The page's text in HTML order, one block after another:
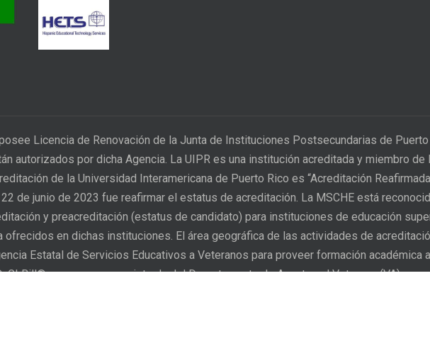
Licencia de Renovación de la Junta de Instituciones Postsecundarias de
autorizados por dicha Agencia. La UIPR es una institución acreditada y miembro
de la Universidad Interamericana de Puerto Rico es “Acreditación
de junio de 2023 fue reafirmar el estatus de acreditación. La MSCHE está
y preacreditación (estatus de candidato) para instituciones de educación
en dichas instituciones. El área geográfica de las actividades de
Estatal de Servicios Educativos a Veteranos para proveer formación
GI Bill® es una marca registrada del Departamento de Asuntos al Veterano (VA).